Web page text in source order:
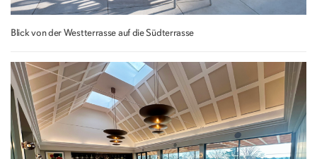
Blick von der Westterrasse auf die Südterrasse